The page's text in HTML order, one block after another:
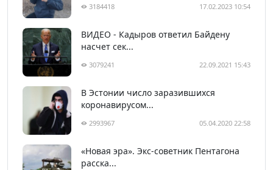
3184418 17.02.2023 10:54
ВИДЕО - Кадыров ответил Байдену
насчет сек...
3079241 22.09.2021 15:43
В Эстонии число заразившихся
коронавирусом...
2993967 05.04.2020 22:58
«Новая эра». Экс-советник Пентагона
расска...